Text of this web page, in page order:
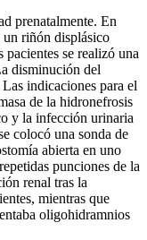
prenatalmente. En
un riñón displásico
se realizó una
disminución del
indicaciones para el
de la hidronefrosis
y la infección urinaria
colocó una sonda de
abierta en uno
punciones de la
renal tras la
mientras que
oligohidramnios